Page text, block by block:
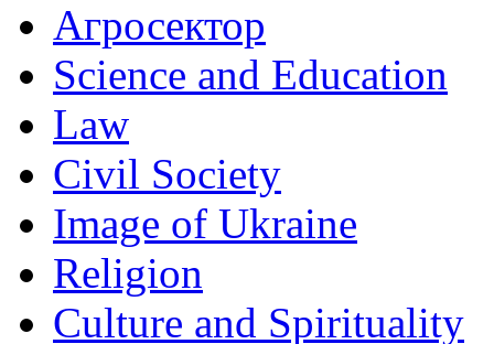
Агросектор
Science and Education
Law
Civil Society
Image of Ukraine
Religion
Culture and Spirituality